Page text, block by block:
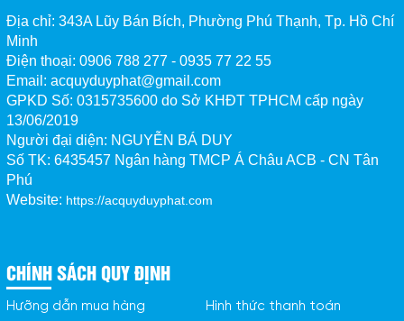
Địa chỉ: 343A Lũy Bán Bích, Phường Phú Thạnh, Tp. Hồ Chí
Minh
Điện thoại: 0906 788 277 - 0935 77 22 55
Email: acquyduyphat@gmail.com
GPKD Số: 0315735600 do Sở KHĐT TPHCM cấp ngày
13/06/2019
Người đại diện: NGUYỄN BÁ DUY
Số TK: 6435457 Ngân hàng TMCP Á Châu ACB - CN Tân
Phú
Website: https://acquyduyphat.com
CHÍNH SÁCH QUY ĐỊNH
Hưỡng dẫn mua hàng
Hình thức thanh toán